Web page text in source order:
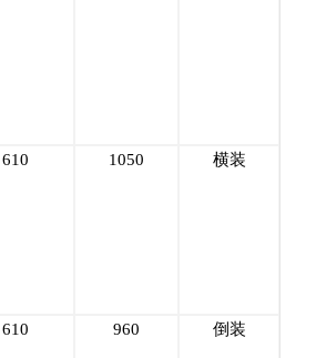
610 1050 横装
610 960 倒装